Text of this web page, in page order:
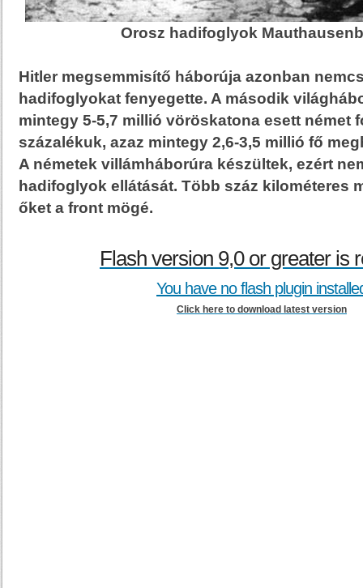
Orosz hadifoglyok
Hitler megsemmisítő háborúja azonban
hadifoglyokat fenyegette. A második
mintegy 5-5,7 millió vöröskatona esett német
százalékuk, azaz mintegy 2,6-3,5 millió fő
A németek villámháborúra készültek, ezért
hadifoglyok ellátását. Több száz kilométeres
őket a front mögé.
Flash version 9,0 or greater is
You have no flash plugin
Click here to download latest version